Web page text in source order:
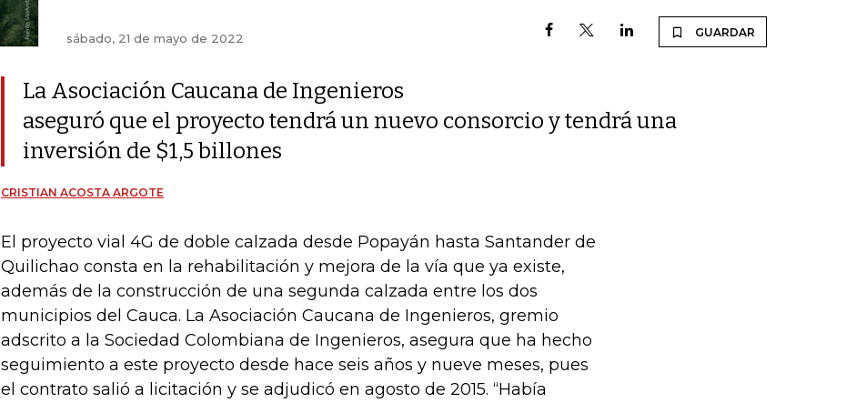
sábado, 21 de mayo de 2022 GUARDAR
La Asociación Caucana de Ingenieros
aseguró que el proyecto tendrá un nuevo consorcio y tendrá una
inversión de $1,5 billones
CRISTIAN ACOSTA ARGOTE
El proyecto vial 4G de doble calzada desde Popayán hasta Santander de
Quilichao consta en la rehabilitación y mejora de la vía que ya existe,
además de la construcción de una segunda calzada entre los dos
municipios del Cauca. La Asociación Caucana de Ingenieros, gremio
adscrito a la Sociedad Colombiana de Ingenieros, asegura que ha hecho
seguimiento a este proyecto desde hace seis años y nueve meses, pues
el contrato salió a licitación y se adjudicó en agosto de 2015. “Había